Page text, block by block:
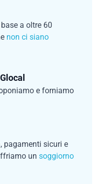
a oltre 60
non ci siano
e forniamo
pagamenti sicuri e
un soggiorno